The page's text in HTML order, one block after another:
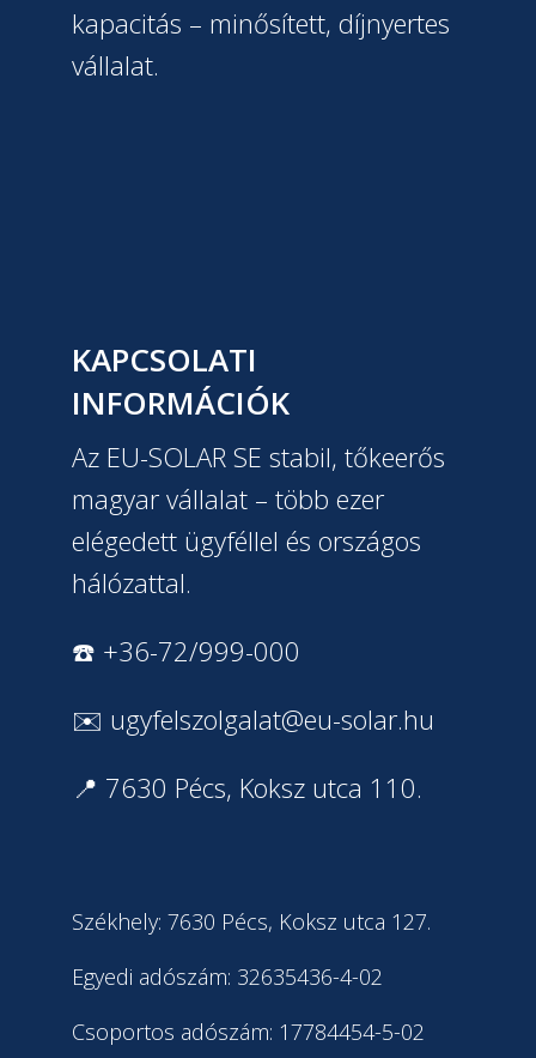
kapacitás – minősített, díjnyertes
vállalat.
KAPCSOLATI
INFORMÁCIÓK
Az EU-SOLAR SE stabil, tőkeerős
magyar vállalat – több ezer
elégedett ügyféllel és országos
hálózattal.
☎️ +36-72/999-000
✉️ ugyfelszolgalat@eu-solar.hu
📍 7630 Pécs, Koksz utca 110.
Székhely: 7630 Pécs, Koksz utca 127.
Egyedi adószám: 32635436-4-02
Csoportos adószám: 17784454-5-02